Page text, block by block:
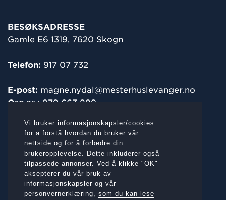
Vi bruker informasjonskapsler/cookies
for å forstå hvordan du bruker vår
nettside og for å forbedre din
brukeropplevelse. Dette inkluderer også
tilpassede annonser. Ved å klikke "OK"
aksepterer du vår bruk av
informasjonskapsler og vår
personvernerklæring, som du kan lese
BESØKSADRESSE
Gamle E6 1319, 7620 Skogn
Telefon: 917 07 732
E-post: magne.nydal@mesterhuslevanger.no
Org.nr.: 979 663 889
POST-/FAKTURAADRESSE
Gamle E6 1319, 7620 Skogn
SOSIALE MEDIER: